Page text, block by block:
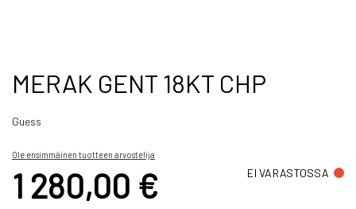
Skip
to
beginning
the
gallery
MERAK GENT 18KT CHP
Guess
Ole ensimmäinen tuotteen arvostelija
1 280,00 € EI VARASTOSSA